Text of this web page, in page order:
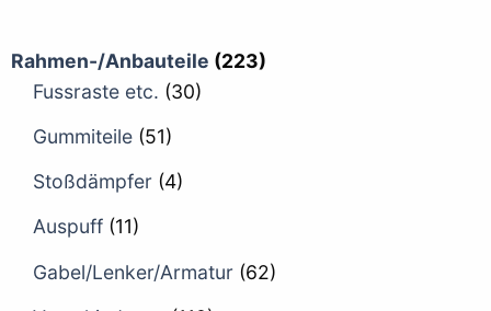
Rahmen-/Anbauteile (223)
Fussraste etc. (30)
Gummiteile (51)
Stoßdämpfer (4)
Auspuff (11)
Gabel/Lenker/Armatur (62)